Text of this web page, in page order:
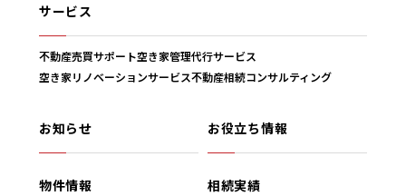
サービス
不動産売買サポート空き家管理代行サービス
空き家リノベーションサービス不動産相続コンサルティング
お知らせ お役立ち情報
物件情報 相続実績